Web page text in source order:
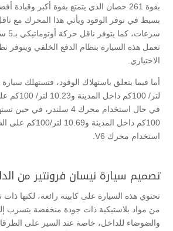
بقوة 261 حصان الذي يتمتع بقوة أكبر
تعمل هذه السيارة بنظام الدفع الخلفي ويتوفر
الاختياري.
لتر/ 100كم
100كم داخل المدينة
استخدام محرك V6.
تصميم سيارة نيسان فرونتير من
تحتوي هذه السيارة على كابينة رائعة، لكنها
من مواد بلاستيكية ذات جودة منخفضة يتسرب
والضوضاء للداخل، خاصة عند السير على